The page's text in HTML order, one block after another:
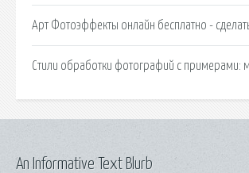
Арт Фотоэффекты онлайн бесплатно -
Стили обработки фотографий с примерами:
An Informative Text Blurb